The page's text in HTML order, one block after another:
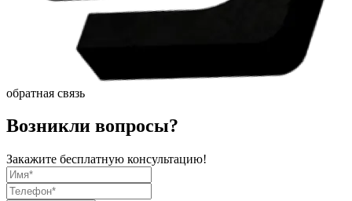
обратная связь
Возникли вопросы?
Закажите бесплатную консультацию!